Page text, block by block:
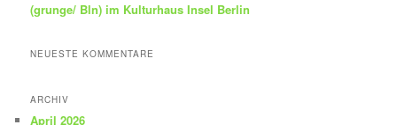
(grunge/ Bln) im Kulturhaus Insel Berlin
NEUESTE KOMMENTARE
ARCHIV
April 2026